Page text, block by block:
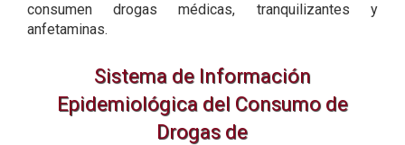
consumen drogas médicas, tranquilizantes y
anfetaminas.
Sistema de Información
Epidemiológica del Consumo de
Drogas de